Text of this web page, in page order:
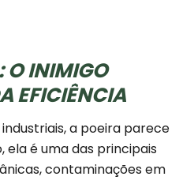
O INIMIGO
EFICIÊNCIA
a poeira parece
ela é uma das principais
contaminações em